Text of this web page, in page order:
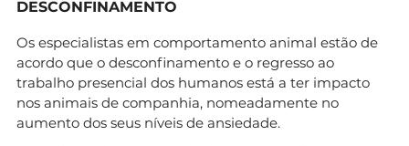
DESCONFINAMENTO
Os especialistas em comportamento animal estão de
acordo que o desconfinamento e o regresso ao
trabalho presencial dos humanos está a ter impacto
nos animais de companhia, nomeadamente no
aumento dos seus níveis de ansiedade.